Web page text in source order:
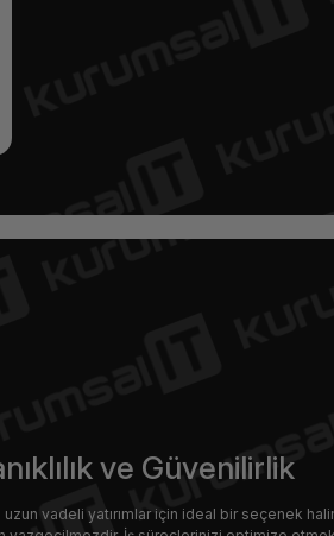
ve Güvenilirlik
uzun vadeli yatırımlar için ideal bir seçenek